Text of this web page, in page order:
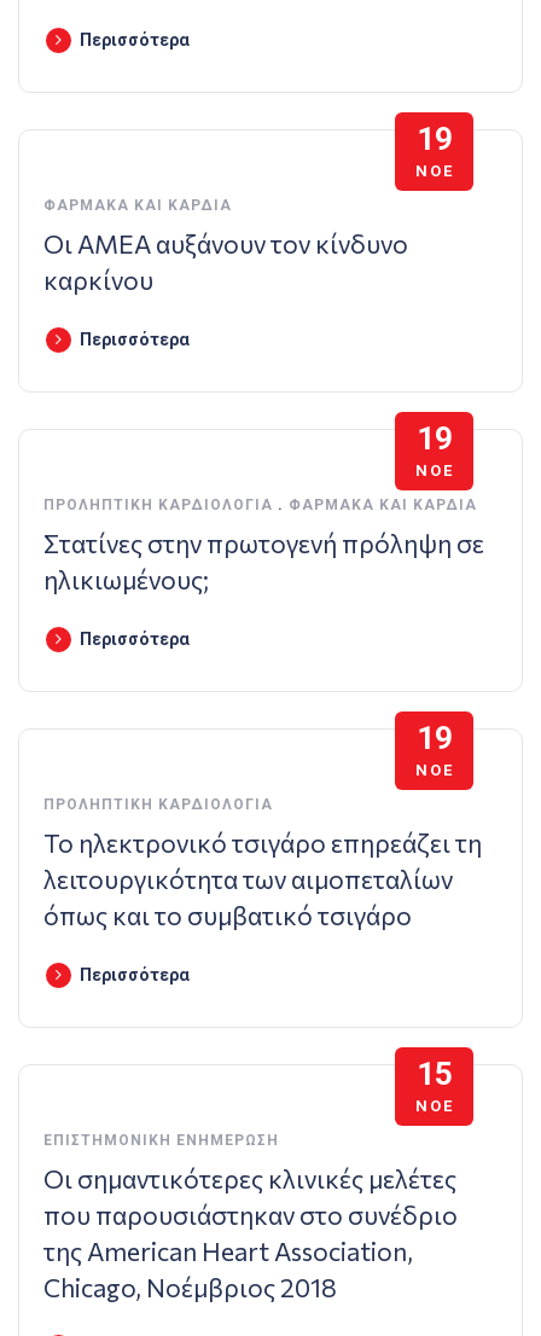
Περισσότερα
19
ΝΟΈ
ΦΆΡΜΑΚΑ ΚΑΙ ΚΑΡΔΙΆ
Οι ΑΜΕΑ αυξάνουν τον κίνδυνο
καρκίνου
Περισσότερα
19
ΝΟΈ
ΠΡΟΛΗΠΤΙΚΉ ΚΑΡΔΙΟΛΟΓΊΑ . ΦΆΡΜΑΚΑ ΚΑΙ ΚΑΡΔΙΆ
Στατίνες στην πρωτογενή πρόληψη σε
ηλικιωμένους;
Περισσότερα
19
ΝΟΈ
ΠΡΟΛΗΠΤΙΚΉ ΚΑΡΔΙΟΛΟΓΊΑ
Το ηλεκτρονικό τσιγάρο επηρεάζει τη
λειτουργικότητα των αιμοπεταλίων
όπως και το συμβατικό τσιγάρο
Περισσότερα
15
ΝΟΈ
ΕΠΙΣΤΗΜΟΝΙΚΉ ΕΝΗΜΈΡΩΣΗ
Οι σημαντικότερες κλινικές μελέτες
που παρουσιάστηκαν στο συνέδριο
της American Heart Association,
Chicago, Νοέμβριος 2018